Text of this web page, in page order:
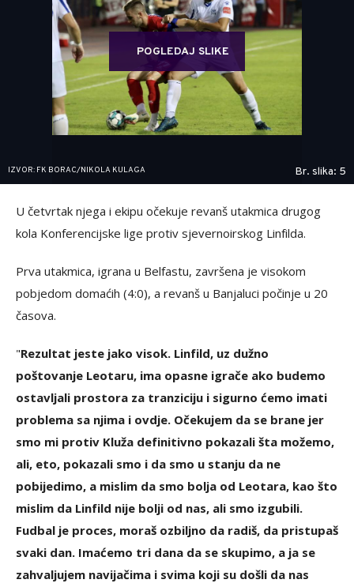
POGLEDAJ SLIKE
IZVOR: FK BORAC/NIKOLA KULAGA Br. slika: 5
U četvrtak njega i ekipu očekuje revanš utakmica drugog
kola Konferencijske lige protiv sjevernoirskog Linfilda.
Prva utakmica, igrana u Belfastu, završena je visokom
pobjedom domaćih (4:0), a revanš u Banjaluci počinje u 20
časova.
"Rezultat jeste jako visok. Linfild, uz dužno
poštovanje Leotaru, ima opasne igrače ako budemo
ostavljali prostora za tranziciju i sigurno ćemo imati
problema sa njima i ovdje. Očekujem da se brane jer
smo mi protiv Kluža definitivno pokazali šta možemo,
ali, eto, pokazali smo i da smo u stanju da ne
pobijedimo, a mislim da smo bolja od Leotara, kao što
mislim da Linfild nije bolji od nas, ali smo izgubili.
Fudbal je proces, moraš ozbiljno da radiš, da pristupaš
svaki dan. Imaćemo tri dana da se skupimo, a ja se
zahvaljujem navijačima i svima koji su došli da nas